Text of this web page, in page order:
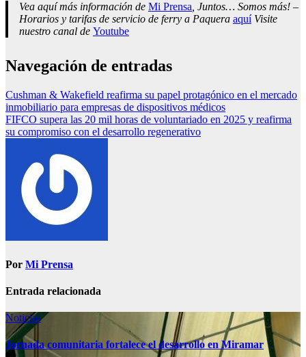
Vea aquí más información de Mi Prensa, Juntos… Somos más! –
Horarios y tarifas de servicio de ferry a Paquera aquíVisite
nuestro canal de Youtube
Navegación de entradas
Cushman & Wakefield reafirma su papel protagónico en el mercado
inmobiliario para empresas de dispositivos médicos
FIFCO supera las 20 mil horas de voluntariado en 2025 y reafirma
su compromiso con el desarrollo regenerativo
Por Mi Prensa
Entrada relacionada
Noticias
Jornada comunitaria fortalece el desarrollo en Miramar